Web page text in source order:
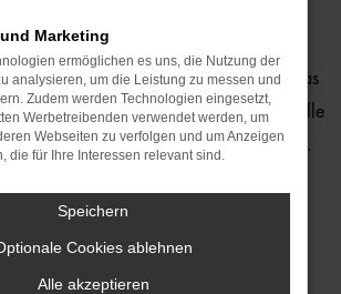
bieten wir Ihnen auch rund um
Škoda Octavia Konfigurator
welche Farbe, Motorisierung und Extras
soll. Und dürfen sich auf eine schnelle
freuen. Wir machen es möglich.
Marketing
ermöglichen es uns, die Nutzung der
analysieren, um die Leistung zu messen und
Zudem werden Technologien eingesetzt,
Werbetreibenden verwendet werden, um
Webseiten zu verfolgen und um Anzeigen
die für Ihre Interessen relevant sind.
Speichern
Cookies ablehnen
Alle akzeptieren